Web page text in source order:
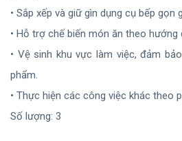
• Sắp xếp và giữ gìn dụng cụ bếp gọn
• Hỗ trợ chế biến món ăn theo hướng
• Vệ sinh khu vực làm việc, đảm
phẩm.
• Thực hiện các công việc khác theo
Số lượng: 3